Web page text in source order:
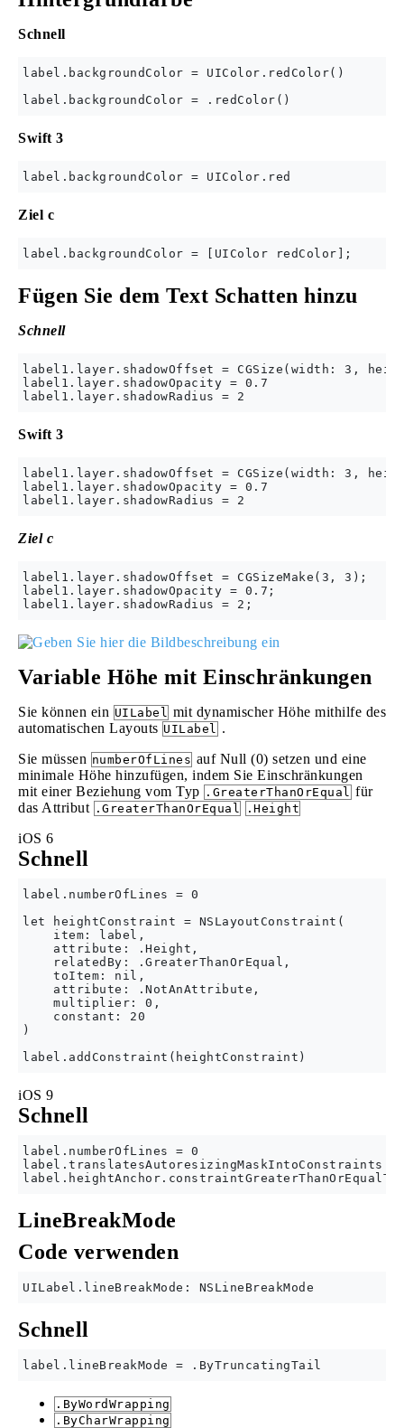
Schnell
label.backgroundColor = UIColor.redColor()
Swift 3
Ziel c
Fügen Sie dem Text Schatten hinzu
Schnell
label1.layer.shadowOffset = CGSize(width: 3,
label1.layer.shadowOpacity = 0.7
Swift 3
label1.layer.shadowOffset = CGSize(width: 3,
label1.layer.shadowOpacity = 0.7
Ziel c
label1.layer.shadowOffset = CGSizeMake(3, 3);
label1.layer.shadowOpacity = 0.7;
Variable Höhe mit Einschränkungen
Sie können ein UILabel mit dynamischer Höhe mithilfe des
automatischen Layouts UILabel .
Sie müssen numberOfLines auf Null (0) setzen und eine
minimale Höhe hinzufügen, indem Sie Einschränkungen
mit einer Beziehung vom Typ .GreaterThanOrEqual für
das Attribut .GreaterThanOrEqual .Height
iOS 6
Schnell
label.numberOfLines = 0
let heightConstraint = NSLayoutConstraint(
    item: label,
    attribute: .Height,
    relatedBy: .GreaterThanOrEqual,
    toItem: nil,
    attribute: .NotAnAttribute,
    multiplier: 0,
    constant: 20
)
iOS 9
Schnell
label.numberOfLines = 0
label.translatesAutoresizingMaskIntoConstraints
LineBreakMode
Code verwenden
Schnell
.ByWordWrapping
.ByCharWrapping